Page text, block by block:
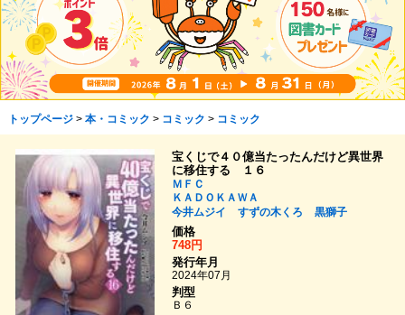
トップページ> 本・コミック > コミック > コミック
宝くじで４０億当たったんだけど異世界
に移住する １６
ＭＦＣ
ＫＡＤＯＫＡＷＡ
今井ムジイ
すずの木くろ
黒獅子
価格
748円
発行年月
2024年07月
判型
Ｂ６